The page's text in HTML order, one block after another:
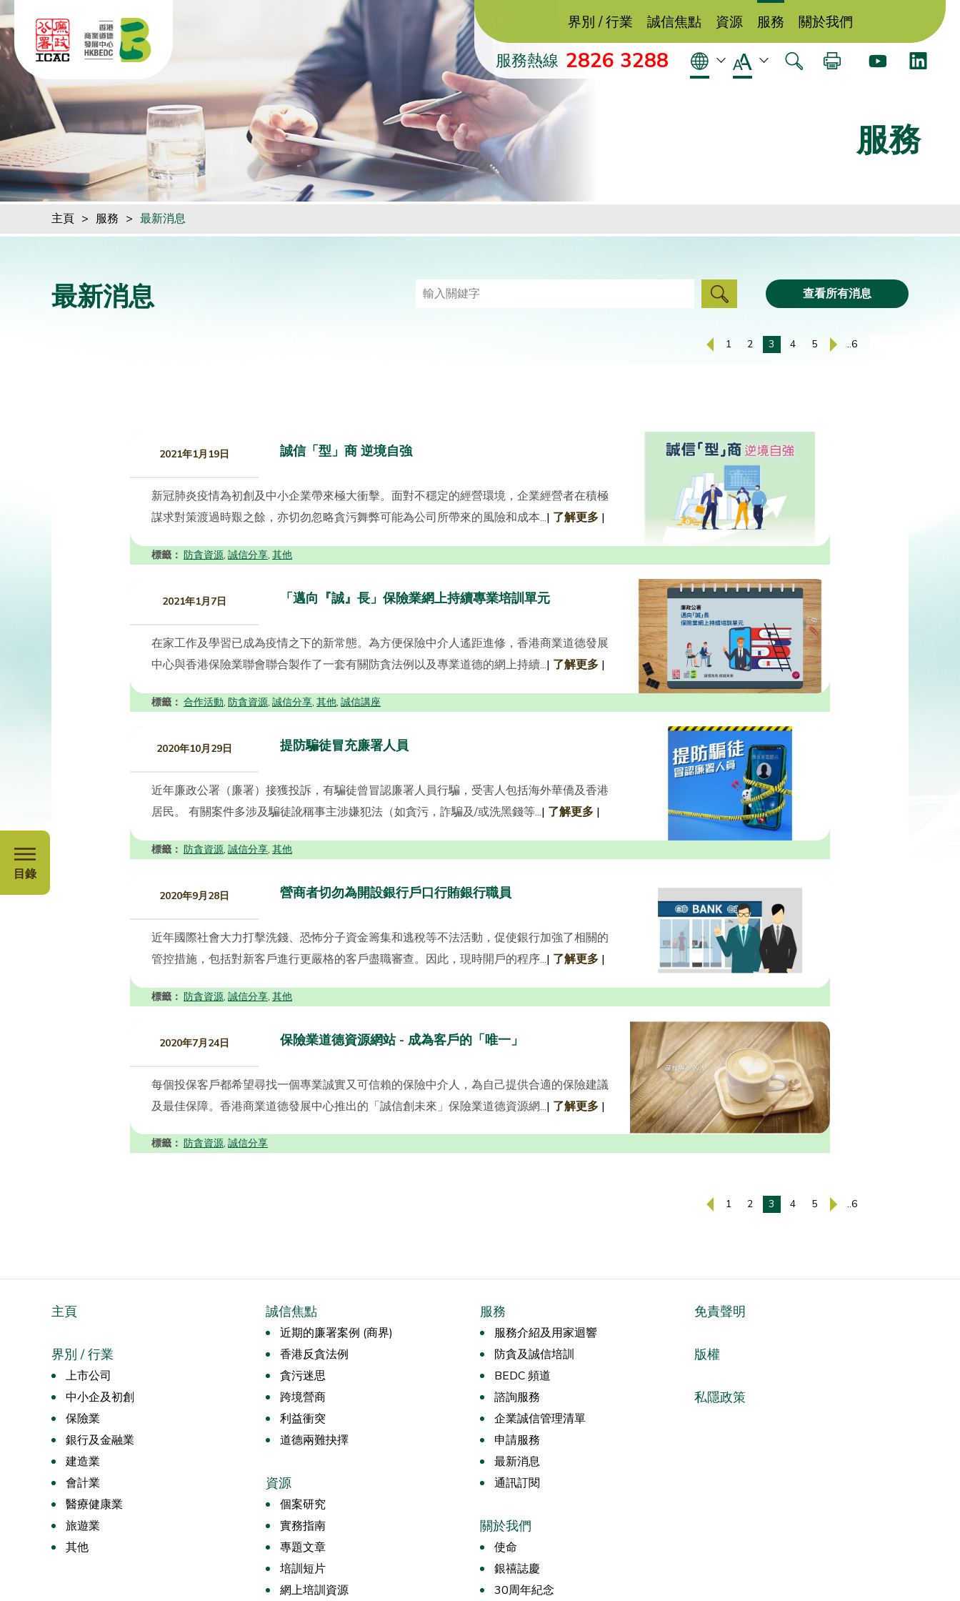
跳到內容（按回車鍵）
界別 / 行業 誠信焦點 資源 服務 關於我們
2826 3288
服務熱線
服務
主頁 > 服務 > 最新消息
目錄
最新消息 查看所有消息
1 2 3 4 5 ..6
2021年1月19日 誠信「型」商 逆境自強
新冠肺炎疫情為初創及中小企業帶來極大衝擊。面對不穩定的經營環境，企業經營者在積極
謀求對策渡過時艱之餘，亦切勿忽略貪污舞弊可能為公司所帶來的風險和成本...| 了解更多 |
標籤： 防貪資源, 誠信分享, 其他
2021年1月7日 「邁向『誠』長」保險業網上持續專業培訓單元
在家工作及學習已成為疫情之下的新常態。為方便保險中介人遙距進修，香港商業道德發展
中心與香港保險業聯會聯合製作了一套有關防貪法例以及專業道德的網上持續...| 了解更多 |
標籤： 合作活動, 防貪資源, 誠信分享, 其他, 誠信講座
2020年10月29日 提防騙徒冒充廉署人員
近年廉政公署（廉署）接獲投訴，有騙徒曾冒認廉署人員行騙，受害人包括海外華僑及香港
居民。 有關案件多涉及騙徒訛稱事主涉嫌犯法（如貪污，詐騙及/或洗黑錢等...| 了解更多 |
標籤： 防貪資源, 誠信分享, 其他
2020年9月28日 營商者切勿為開設銀行戶口行賄銀行職員
近年國際社會大力打擊洗錢、恐怖分子資金籌集和逃稅等不法活動，促使銀行加強了相關的
管控措施，包括對新客戶進行更嚴格的客戶盡職審查。因此，現時開戶的程序...| 了解更多 |
標籤： 防貪資源, 誠信分享, 其他
2020年7月24日 保險業道德資源網站 - 成為客戶的「唯一」
每個投保客戶都希望尋找一個專業誠實又可信賴的保險中介人，為自己提供合適的保險建議
及最佳保障。香港商業道德發展中心推出的「誠信創未來」保險業道德資源網...| 了解更多 |
標籤： 防貪資源, 誠信分享
1 2 3 4 5 ..6
主頁
界別 / 行業
上市公司
中小企及初創
保險業
銀行及金融業
建造業
會計業
醫療健康業
旅遊業
其他
誠信焦點
近期的廉署案例 (商界)
香港反貪法例
貪污迷思
跨境營商
利益衝突
道德兩難抉擇
資源
個案研究
實務指南
專題文章
培訓短片
網上培訓資源
服務
服務介紹及用家迴響
防貪及誠信培訓
BEDC 頻道
諮詢服務
企業誠信管理清單
申請服務
最新消息
通訊訂閱
關於我們
使命
銀禧誌慶
30周年紀念
免責聲明
版權
私隱政策